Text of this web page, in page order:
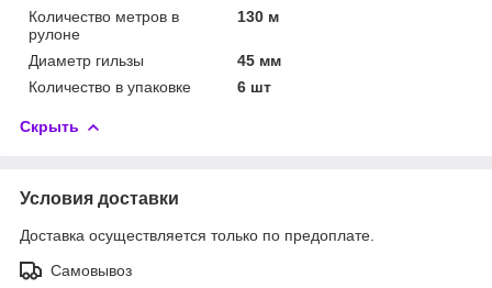
Количество метров в
рулоне
130 м
Диаметр гильзы
45 мм
Количество в упаковке
6 шт
Скрыть
Условия доставки
Доставка осуществляется только по предоплате.
Самовывоз